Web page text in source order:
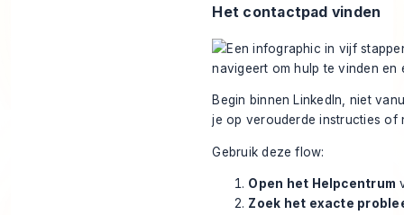
Het contactpad vinden
Begin binnen LinkedIn, niet
je op verouderde instructies of
Gebruik deze flow:
Open het Helpcentrum
Zoek het exacte